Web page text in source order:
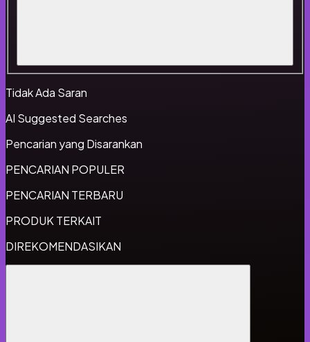
Tidak Ada Saran
AI Suggested Searches
Pencarian yang Disarankan
PENCARIAN POPULER
PENCARIAN TERBARU
PRODUK TERKAIT
DIREKOMENDASIKAN